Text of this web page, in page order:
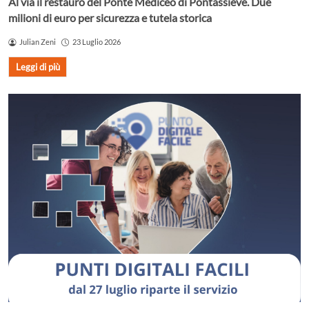
milioni di euro per sicurezza e tutela storica
Julian Zeni 23 Luglio 2026
Leggi di più